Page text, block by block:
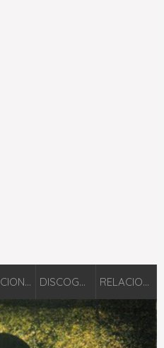
CANCIONES DISCOGRAFÍA RELACIONADOS